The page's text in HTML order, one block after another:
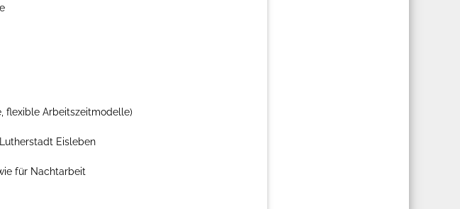
flexible Arbeitszeitmodelle)
Eisleben
für Nachtarbeit